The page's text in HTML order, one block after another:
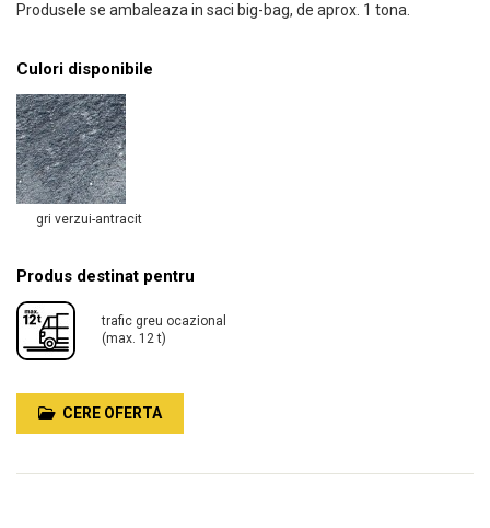
Produsele se ambaleaza in saci big-bag, de aprox. 1 tona.
Culori disponibile
gri verzui-antracit
Produs destinat pentru
trafic greu ocazional
(max. 12 t)
CERE OFERTA